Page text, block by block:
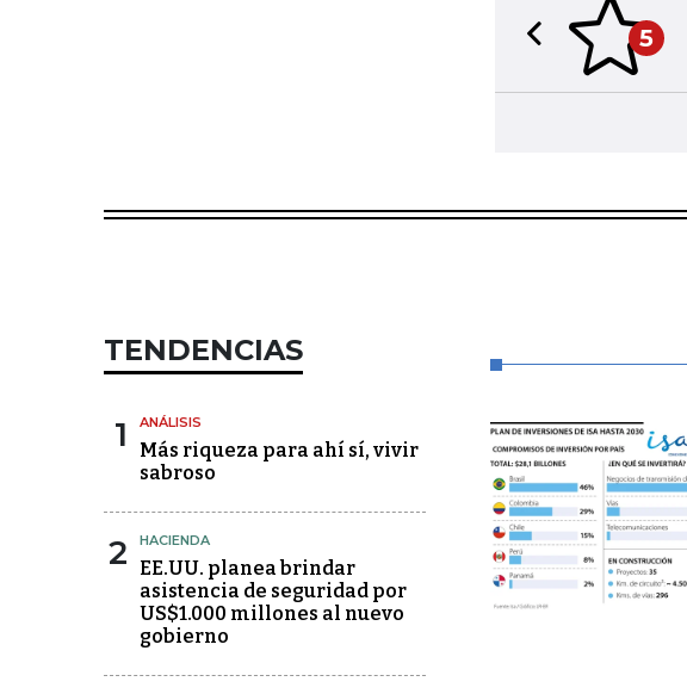
5
Previous slide
TENDENCIAS
1 ANÁLISIS
Más riqueza para ahí sí, vivir
sabroso
2 HACIENDA
EE.UU. planea brindar
asistencia de seguridad por
US$1.000 millones al nuevo
gobierno